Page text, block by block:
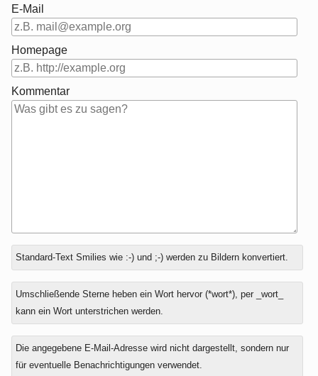
E-Mail
Homepage
Kommentar
Antwort
zu
Standard-Text Smilies wie :-) und ;-) werden zu Bildern konvertiert.
Umschließende Sterne heben ein Wort hervor (*wort*), per _wort_
kann ein Wort unterstrichen werden.
Die angegebene E-Mail-Adresse wird nicht dargestellt, sondern nur
für eventuelle Benachrichtigungen verwendet.